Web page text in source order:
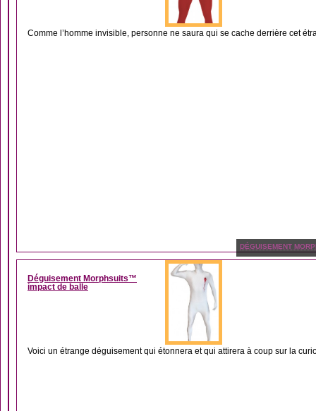
Comme l’homme invisible, personne ne saura qui se cache derrière cet
DÉGUISEMENT
Déguisement Morphsuits™
impact de balle
Voici un étrange déguisement qui étonnera et qui attirera à coup sur la